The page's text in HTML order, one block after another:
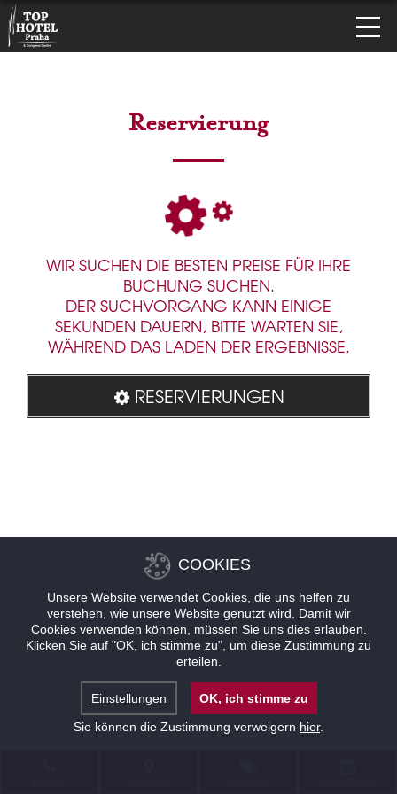
Reservierung
WIR SUCHEN DIE BESTEN PREISE FÜR IHRE
BUCHUNG SUCHEN.
DER SUCHVORGANG KANN EINIGE
SEKUNDEN DAUERN, BITTE WARTEN SIE,
WÄHREND DAS LADEN DER ERGEBNISSE.
RESERVIERUNGEN
COOKIES
Unsere Website verwendet Cookies, die uns helfen zu
verstehen, wie unsere Website genutzt wird. Damit wir
Cookies verwenden können, müssen Sie uns dies erlauben.
Klicken Sie auf "OK, ich stimme zu", um diese Zustimmung zu
erteilen.
Einstellungen
OK, ich stimme zu
Sie können die Zustimmung verweigern hier.